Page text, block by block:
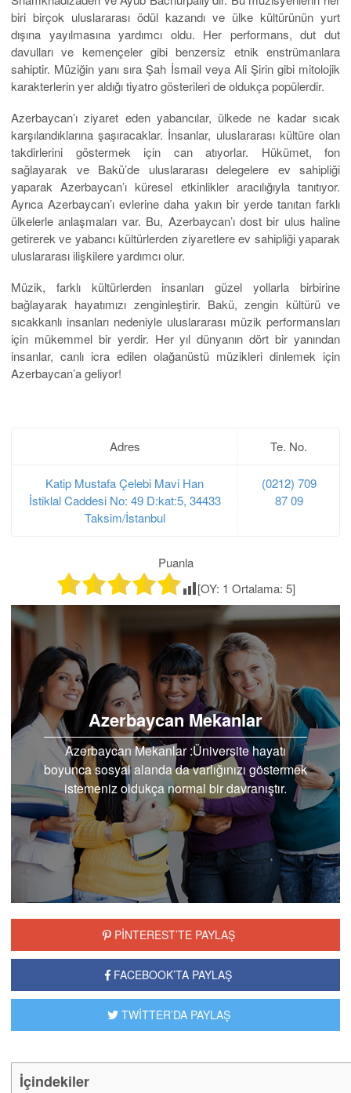
biri birçok uluslararası ödül kazandı ve ülke kültürünün yurt
dışına yayılmasına yardımcı oldu. Her performans, dut dut
davulları ve kemençeler gibi benzersiz etnik enstrümanlara
sahiptir. Müziğin yanı sıra Şah İsmail veya Ali Şirin gibi mitolojik
karakterlerin yer aldığı tiyatro gösterileri de oldukça popülerdir.
Azerbaycan’ı ziyaret eden yabancılar, ülkede ne kadar sıcak
karşılandıklarına şaşıracaklar. İnsanlar, uluslararası kültüre olan
takdirlerini göstermek için can atıyorlar. Hükümet, fon
sağlayarak ve Bakü’de uluslararası delegelere ev sahipliği
yaparak Azerbaycan’ı küresel etkinlikler aracılığıyla tanıtıyor.
Ayrıca Azerbaycan’ı evlerine daha yakın bir yerde tanıtan farklı
ülkelerle anlaşmaları var. Bu, Azerbaycan’ı dost bir ulus haline
getirerek ve yabancı kültürlerden ziyaretlere ev sahipliği yaparak
uluslararası ilişkilere yardımcı olur.
Müzik, farklı kültürlerden insanları güzel yollarla birbirine
bağlayarak hayatımızı zenginleştirir. Bakü, zengin kültürü ve
sıcakkanlı insanları nedeniyle uluslararası müzik performansları
için mükemmel bir yerdir. Her yıl dünyanın dört bir yanından
insanlar, canlı icra edilen olağanüstü müzikleri dinlemek için
Azerbaycan’a geliyor!
Adres Te. No.
Katip Mustafa Çelebi Mavi Han
İstiklal Caddesi No: 49 D:kat:5, 34433
Taksim/İstanbul
(0212) 709
87 09
Puanla
[OY: 1 Ortalama: 5]
Azerbaycan Mekanlar
Azerbaycan Mekanlar :Üniversite hayatı
boyunca sosyal alanda da varlığınızı göstermek
istemeniz oldukça normal bir davranıştır.
Sosyalleşm…
PİNTEREST’TE PAYLAŞ
FACEBOOK’TA PAYLAŞ
TWİTTER’DA PAYLAŞ
İçindekiler